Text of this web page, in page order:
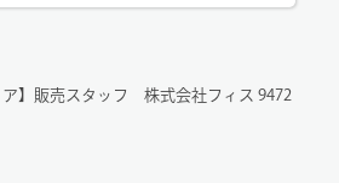
ア】販売スタッフ 株式会社フィス 9472